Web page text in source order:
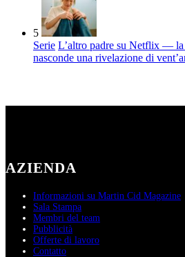
5
Serie L’altro padre su Netflix — la
nasconde una rivelazione di
AZIENDA
Informazioni su Martin Cid Magazine
Sala Stampa
Membri del team
Pubblicità
Offerte di lavoro
Contatto